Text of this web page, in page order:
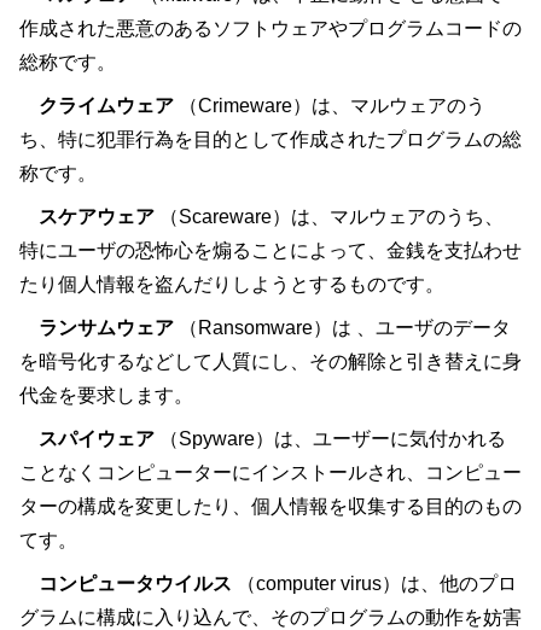
作成された悪意のあるソフトウェアやプログラムコードの
総称です。
クライムウェア
（Crimeware）は、マルウェアのう
ち、特に犯罪行為を目的として作成されたプログラムの総
称です。
スケアウェア
（Scareware）は、マルウェアのうち、
特にユーザの恐怖心を煽ることによって、金銭を支払わせ
たり個人情報を盗んだりしようとするものです。
ランサムウェア
（Ransomware）は 、ユーザのデータ
を暗号化するなどして人質にし、その解除と引き替えに身
代金を要求します。
スパイウェア
（Spyware）は、ユーザーに気付かれる
ことなくコンピューターにインストールされ、コンピュー
ターの構成を変更したり、個人情報を収集する目的のもの
てす。
コンピュータウイルス
（computer virus）は、他のプロ
グラムに構成に入り込んで、そのプログラムの動作を妨害